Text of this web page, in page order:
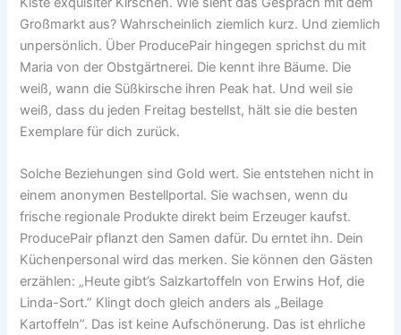
Großmarkt aus? Wahrscheinlich ziemlich kurz. Und ziemlich
unpersönlich. Über ProducePair hingegen sprichst du mit
Maria von der Obstgärtnerei. Die kennt ihre Bäume. Die
weiß, wann die Süßkirsche ihren Peak hat. Und weil sie
weiß, dass du jeden Freitag bestellst, hält sie die besten
Exemplare für dich zurück.
Solche Beziehungen sind Gold wert. Sie entstehen nicht in
einem anonymen Bestellportal. Sie wachsen, wenn du
frische regionale Produkte direkt beim Erzeuger kaufst.
ProducePair pflanzt den Samen dafür. Du erntet ihn. Dein
Küchenpersonal wird das merken. Sie können den Gästen
erzählen: „Heute gibt’s Salzkartoffeln von Erwins Hof, die
Linda-Sort.” Klingt doch gleich anders als „Beilage
Kartoffeln”. Das ist keine Aufschönerung. Das ist ehrliche